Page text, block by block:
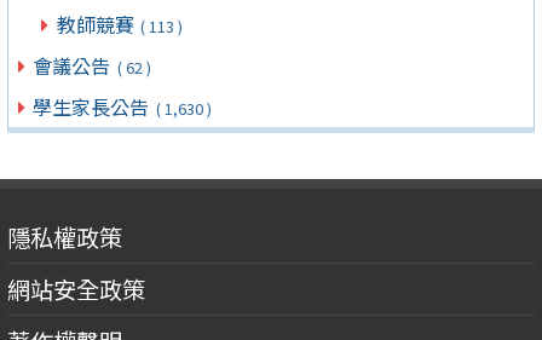
教師競賽 ( 113 )
會議公告 ( 62 )
學生家長公告 ( 1,630 )
隱私權政策
網站安全政策